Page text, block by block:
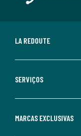
LA REDOUTE
SERVIÇOS
MARCAS EXCLUSIVAS